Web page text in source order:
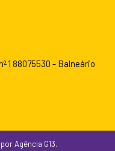
1 88075530 - Balneário
Agência G13.